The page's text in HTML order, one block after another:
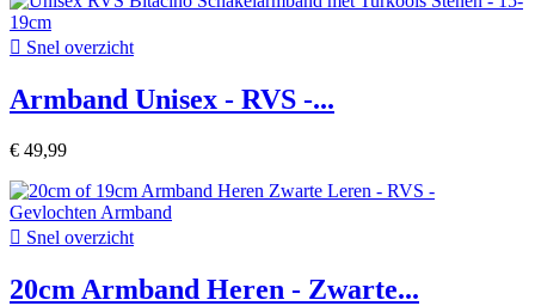
 Snel overzicht
Armband Unisex - RVS -...
€ 49,99
 Snel overzicht
20cm Armband Heren - Zwarte...